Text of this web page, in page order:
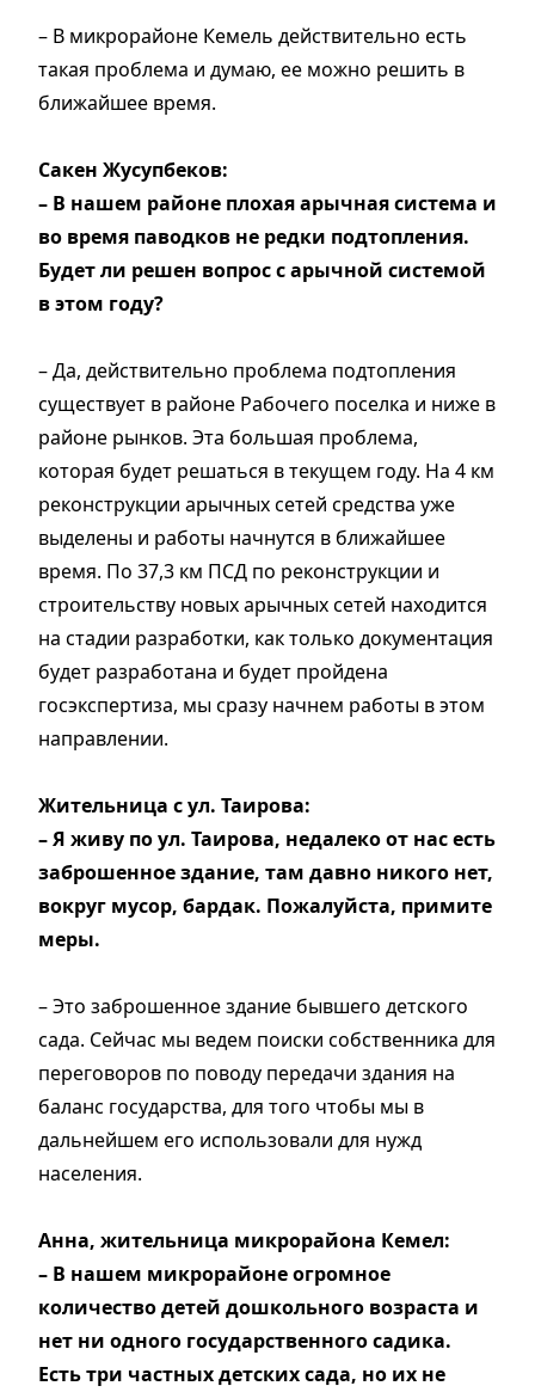
– В микрорайоне Кемель действительно есть
такая проблема и думаю, ее можно решить в
ближайшее время.
Сакен Жусупбеков:
– В нашем районе плохая арычная система и
во время паводков не редки подтопления.
Будет ли решен вопрос с арычной системой
в этом году?
– Да, действительно проблема подтопления
существует в районе Рабочего поселка и ниже в
районе рынков. Эта большая проблема,
которая будет решаться в текущем году. На 4 км
реконструкции арычных сетей средства уже
выделены и работы начнутся в ближайшее
время. По 37,3 км ПСД по реконструкции и
строительству новых арычных сетей находится
на стадии разработки, как только документация
будет разработана и будет пройдена
госэкспертиза, мы сразу начнем работы в этом
направлении.
Жительница с ул. Таирова:
– Я живу по ул. Таирова, недалеко от нас есть
заброшенное здание, там давно никого нет,
вокруг мусор, бардак. Пожалуйста, примите
меры.
– Это заброшенное здание бывшего детского
сада. Сейчас мы ведем поиски собственника для
переговоров по поводу передачи здания на
баланс государства, для того чтобы мы в
дальнейшем его использовали для нужд
населения.
Анна, жительница микрорайона Кемел:
– В нашем микрорайоне огромное
количество детей дошкольного возраста и
нет ни одного государственного садика.
Есть три частных детских сада, но их не